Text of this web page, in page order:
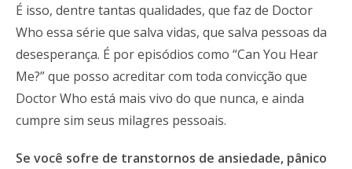
É isso, dentre tantas qualidades, que faz de Doctor
Who essa série que salva vidas, que salva pessoas da
desesperança. É por episódios como “Can You Hear
Me?” que posso acreditar com toda convicção que
Doctor Who está mais vivo do que nunca, e ainda
cumpre sim seus milagres pessoais.
Se você sofre de transtornos de ansiedade, pânico